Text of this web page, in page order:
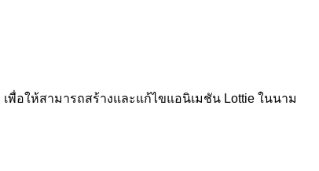
พื่อให้สามารถสร้างและแก้ไขแอนิเมชัน Lottie ในนาม